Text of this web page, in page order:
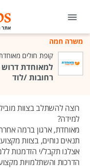
משרה חמה
קופת חולים
למאוחדת
רחובות /לוד
רוצה להשתלב בצוות
למידה?
מאוחדת, ארגון ברמה
תנאים נוחים, בצוות
אצלנו תקבל/י הזדמנות
הדרכות והשתלמויות